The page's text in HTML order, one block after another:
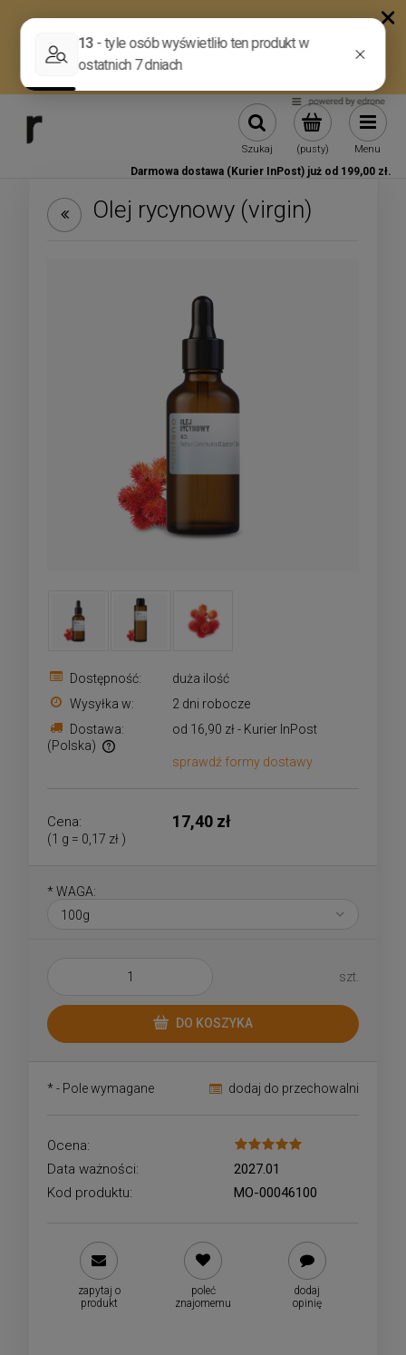
(pusty)
Szukaj Menu
Darmowa dostawa (Kurier InPost) już od 199,00 zł.
Olej rycynowy (virgin)
Dostępność:
duża ilość
Wysyłka w:
2 dni robocze
Dostawa:
od 16,90 zł - Kurier InPost
(Polska)
Cena nie zawiera ewentualnych kosztów płatności
sprawdź formy dostawy
Cena: 17,40 zł
(1 g = 0,17 zł )
* WAGA:
szt.
DO KOSZYKA
dodaj do przechowalni
* - Pole wymagane
Ocena:
Data ważności:
2027.01
Kod produktu:
MO-00046100
zapytaj o
produkt
poleć
znajomemu
dodaj
opinię